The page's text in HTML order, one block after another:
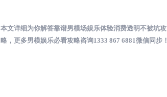
本文详细为你解答靠谱男模场娱乐体验消费透明不被坑攻
略，更多男模娱乐必看攻略咨询1333 867 6881微信同步！